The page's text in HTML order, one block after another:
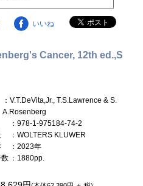
いいね
Cancer, 12th ed.,S
：V.T.DeVita,Jr., T.S.Lawrence & S.
A.Rosenberg
：978-1-975184-74-2
：WOLTERS KLUWER
：2023年
：1880pp.